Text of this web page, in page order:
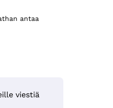
antaa
viestiä